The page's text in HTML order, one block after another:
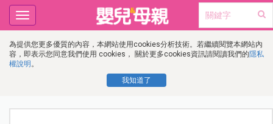
為提供您更多優質的內容，本網站使用cookies分析技術。若繼續閱覽本網站內
容，即表示您同意我們使用 cookies， 關於更多cookies資訊請閱讀我們的隱私
權說明 。
我知道了
Toggle
navigation